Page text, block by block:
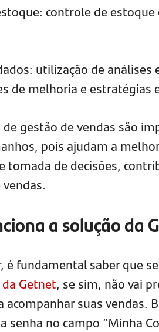
controle de
utilização de
de melhoria e estratégias
gestão de vendas são
pois ajudam a
tomada de decisões,
a solução da
é fundamental saber que
Getnet, se sim, não vai
acompanhar suas vendas.
senha no campo “Minha